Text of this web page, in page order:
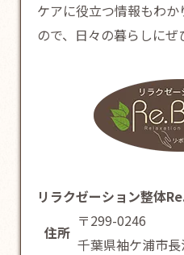
ケアに役立つ情報もわ
ので、日々の暮らしにぜ
リラクゼーション整体
住所
〒299-0246
千葉県袖ケ浦市